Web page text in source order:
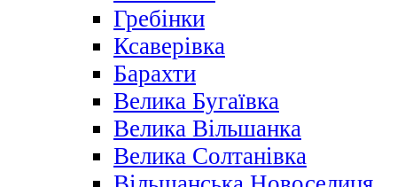
Гребінки
Ксаверівка
Барахти
Велика Бугаївка
Велика Вільшанка
Велика Солтанівка